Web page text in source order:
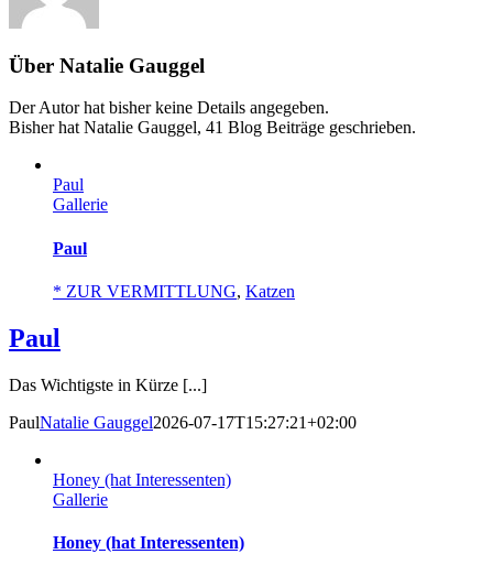
Über Natalie Gauggel
Der Autor hat bisher keine Details angegeben.
Bisher hat Natalie Gauggel, 41 Blog Beiträge geschrieben.
Paul
Gallerie
Paul
* ZUR VERMITTLUNG, Katzen
Paul
Das Wichtigste in Kürze [...]
PaulNatalie Gauggel2026-07-17T15:27:21+02:00
Honey (hat Interessenten)
Gallerie
Honey (hat Interessenten)